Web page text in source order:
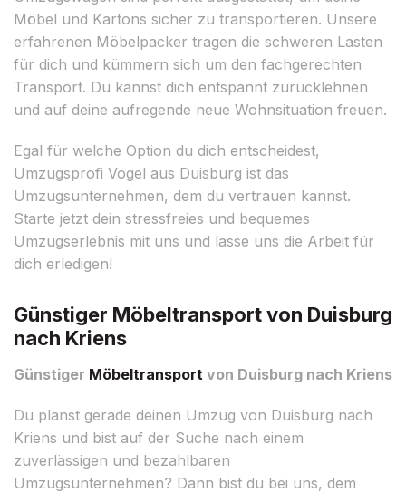
Möbel und Kartons sicher zu transportieren. Unsere
erfahrenen Möbelpacker tragen die schweren Lasten
für dich und kümmern sich um den fachgerechten
Transport. Du kannst dich entspannt zurücklehnen
und auf deine aufregende neue Wohnsituation freuen.
Egal für welche Option du dich entscheidest,
Umzugsprofi Vogel aus Duisburg ist das
Umzugsunternehmen, dem du vertrauen kannst.
Starte jetzt dein stressfreies und bequemes
Umzugserlebnis mit uns und lasse uns die Arbeit für
dich erledigen!
Günstiger Möbeltransport von Duisburg
nach Kriens
Günstiger Möbeltransport von Duisburg nach Kriens
Du planst gerade deinen Umzug von Duisburg nach
Kriens und bist auf der Suche nach einem
zuverlässigen und bezahlbaren
Umzugsunternehmen? Dann bist du bei uns, dem